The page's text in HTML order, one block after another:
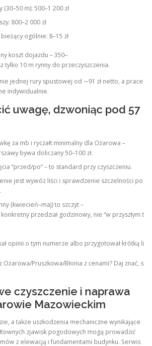
m): 500–1 200 zł
800–2 000 zł
ogólnie: 8–15 zł
koszt dojazdu – 350–
tylko 10 m rynny do przeczyszczenia.
jednej rury spustowej od ∼91 zł netto, a prace
indywidualnie.
uwagę, dzwoniąc pod 57
za mb i ryczałt minimalny dla Ożarowa –
bywa doliczany 50–100 zł.
“przed/po” – to standard przy czyszczeniu.
jest wywóz liści i sprawdzenie szczelności po
(kwiecień–maj) to szczyt –
przedział godzinowy, nie “w przyszłym t
opinii o tym numerze albo przygotował krótką li
Pruszkowa/Błonia z cenami? Daj znać, s
czyszczenie i naprawa
Mazowieckim
a także uszkodzenia mechaniczne wynikające
zjawisk pogodowych mogą prowadzić
z elewacją i fundamentami budynku. Serwis